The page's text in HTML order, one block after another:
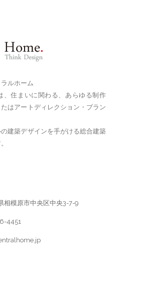
ルホーム
、住まいに関わる、あらゆる制作
はアートディレクション・ブラン
建築デザインを手がける総合建築
相模原市中央区中央3-7-9
4451